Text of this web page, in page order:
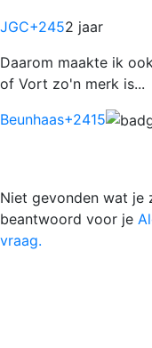
JGC+2452 jaar
Daarom maakte ik
of Vort zo'n merk is...
Beunhaas+2415
Niet gevonden wat je
beantwoord voor je
vraag.